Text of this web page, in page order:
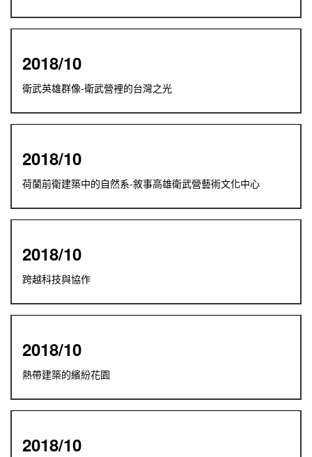
2018/10
衛武英雄群像-衛武營裡的台灣之光
2018/10
荷蘭前衛建築中的自然系-敘事高雄衛武營藝術文化中心
2018/10
跨越科技與協作
2018/10
熱帶建築的繽紛花園
2018/10